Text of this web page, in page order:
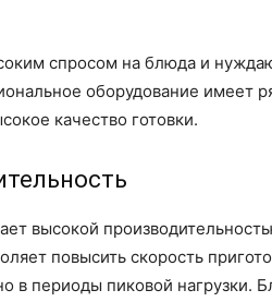
спросом на блюда и
оборудование имеет
качество готовки.
высокой
повысить скорость
в периоды пиковой нагрузки.